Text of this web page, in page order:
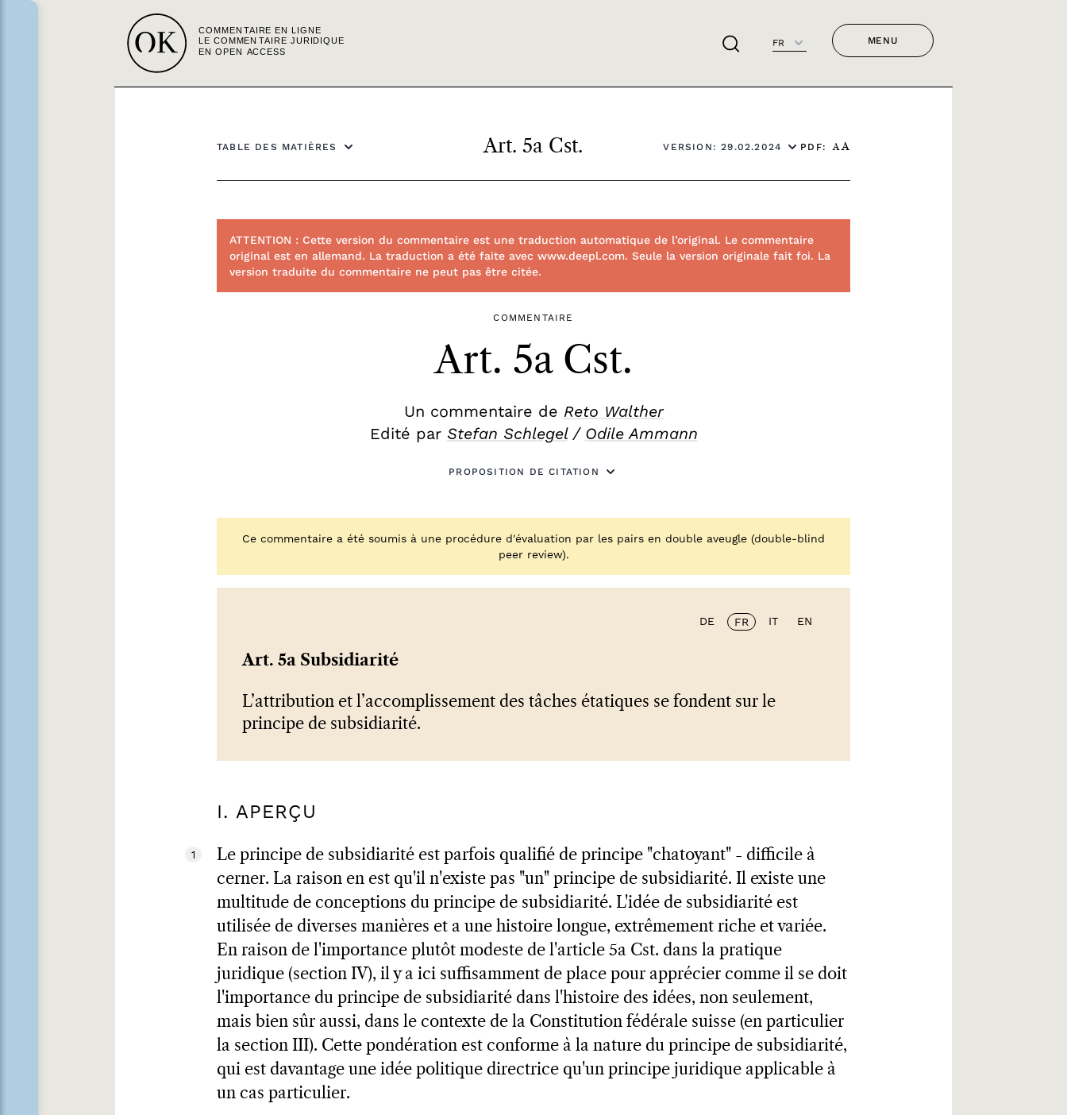
FR MENU
TABLE DES MATIÈRES Art. 5a Cst. VERSION: 29.02.2024 PDF: A A
ATTENTION : Cette version du commentaire est une traduction automatique de l’original. Le commentaire
original est en allemand. La traduction a été faite avec www.deepl.com. Seule la version originale fait foi. La
version traduite du commentaire ne peut pas être citée.
COMMENTAIRE
Art. 5a Cst.
Un commentaire de Reto Walther
Edité par Stefan Schlegel/ Odile Ammann
PROPOSITION DE CITATION
Ce commentaire a été soumis à une procédure d'évaluation par les pairs en double aveugle (double-blind
peer review).
DE FR IT EN
Art. 5a Subsidiarité
L’attribution et l’accomplissement des tâches étatiques se fondent sur le
principe de subsidiarité.
I. APERÇU
1
Le principe de subsidiarité est parfois qualifié de principe "chatoyant" - difficile à
cerner. La raison en est qu'il n'existe pas "un" principe de subsidiarité. Il existe une
multitude de conceptions du principe de subsidiarité. L'idée de subsidiarité est
utilisée de diverses manières et a une histoire longue, extrêmement riche et variée.
En raison de l'importance plutôt modeste de l'article 5a Cst. dans la pratique
juridique (section IV), il y a ici suffisamment de place pour apprécier comme il se doit
l'importance du principe de subsidiarité dans l'histoire des idées, non seulement,
mais bien sûr aussi, dans le contexte de la Constitution fédérale suisse (en particulier
la section III). Cette pondération est conforme à la nature du principe de subsidiarité,
qui est davantage une idée politique directrice qu'un principe juridique applicable à
un cas particulier.